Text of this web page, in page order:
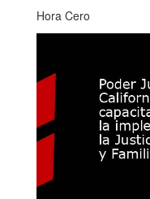
Hora Cero